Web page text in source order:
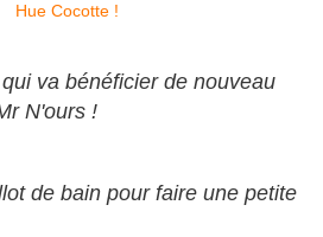
va bénéficier de nouveau
N'ours !
de bain pour faire une petite